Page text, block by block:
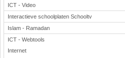
ICT - Video
Interactieve schoolplaten Schooltv
Islam - Ramadan
ICT - Webtools
Internet